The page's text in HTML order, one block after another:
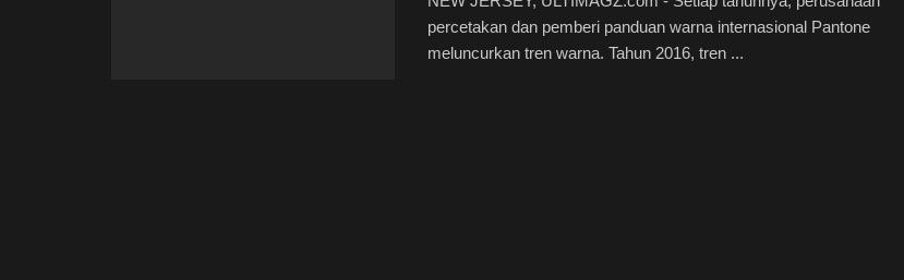
percetakan dan pemberi panduan warna internasional Pantone
meluncurkan tren warna. Tahun 2016, tren ...